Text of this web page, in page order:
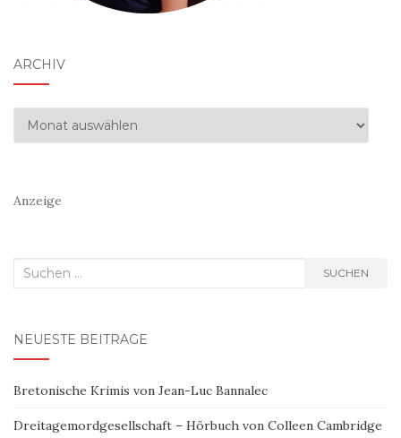
ARCHIV
Archiv
Anzeige
Suchen
SUCHEN
NEUESTE BEITRÄGE
Bretonische Krimis von Jean-Luc Bannalec
Dreitagemordgesellschaft – Hörbuch von Colleen Cambridge